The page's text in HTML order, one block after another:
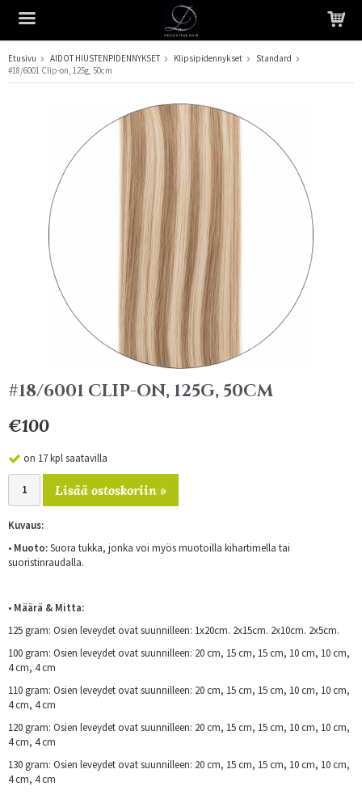
Etusivu AIDOT HIUSTENPIDENNYKSET Klipsipidennykset
Standard
#18/6001 Clip-on, 125g, 50cm
#18/6001 CLIP-ON, 125G, 50CM
€100
on 17 kpl saatavilla
Lisää ostoskoriin »
Kuvaus:
• Muoto:Suora tukka, jonka voi myös muotoilla kihartimella tai
suoristinraudalla.
• Määrä & Mitta:
125 gram: Osien leveydet ovat suunnilleen: 1x20cm. 2x15cm. 2x10cm. 2x5cm.
100 gram: Osien leveydet ovat suunnilleen: 20 cm, 15 cm, 15 cm, 10 cm, 10 cm,
4 cm, 4 cm
110 gram: Osien leveydet ovat suunnilleen: 20 cm, 15 cm, 15 cm, 10 cm, 10 cm,
4 cm, 4 cm
120 gram: Osien leveydet ovat suunnilleen: 20 cm, 15 cm, 15 cm, 10 cm, 10 cm,
4 cm, 4 cm
130 gram: Osien leveydet ovat suunnilleen: 20 cm, 15 cm, 15 cm, 10 cm, 10 cm,
4 cm, 4 cm